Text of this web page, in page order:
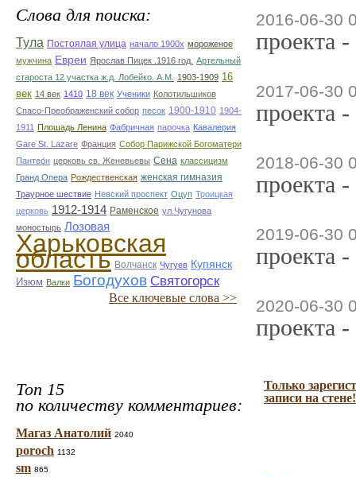
Слова для поиска:
Тула Постоялая улица начало 1900х мороженое
мужчина Евреи Ярослав Пицек .1916 год. Артельный
староста 12 участка ж.д. Лобейко. А.М.
1903-1909 16
век 14 век 1410 18 век Ученики Колотильшиков
Спасо-Преображенский собор песок 1900-1910 1904-
1911 Плошадь Ленина Фабричная парочка Кавалерия
Gare St. Lazare Франция Собор Парижской Богоматери
Пантео́н церковь св. Женевьевы Сена классицизм
Гранд Опера Рождественская женская гимназия
Траурное шествие Невский проспект Оцуп Троицкая
церковь 1912-1914 Раменское ул.Чугунова
моностырь Лозовая
Харьковская
область Волчанск Чугуев Купянск
Изюм Валки Богодухов Святогорск
Все ключевые слова >>
Топ 15
по количеству комментариев:
Магаз Анатолий 2040
poroch 1132
sm 865
2016-06-30
проекта
2017-06-30
проекта
2018-06-30
проекта
2019-06-30
проекта
2020-06-30
проекта
Только
записи на стене!